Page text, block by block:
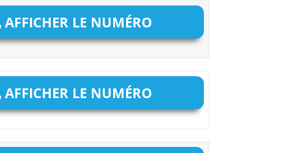
AFFICHER LE NUMÉRO
AFFICHER LE NUMÉRO